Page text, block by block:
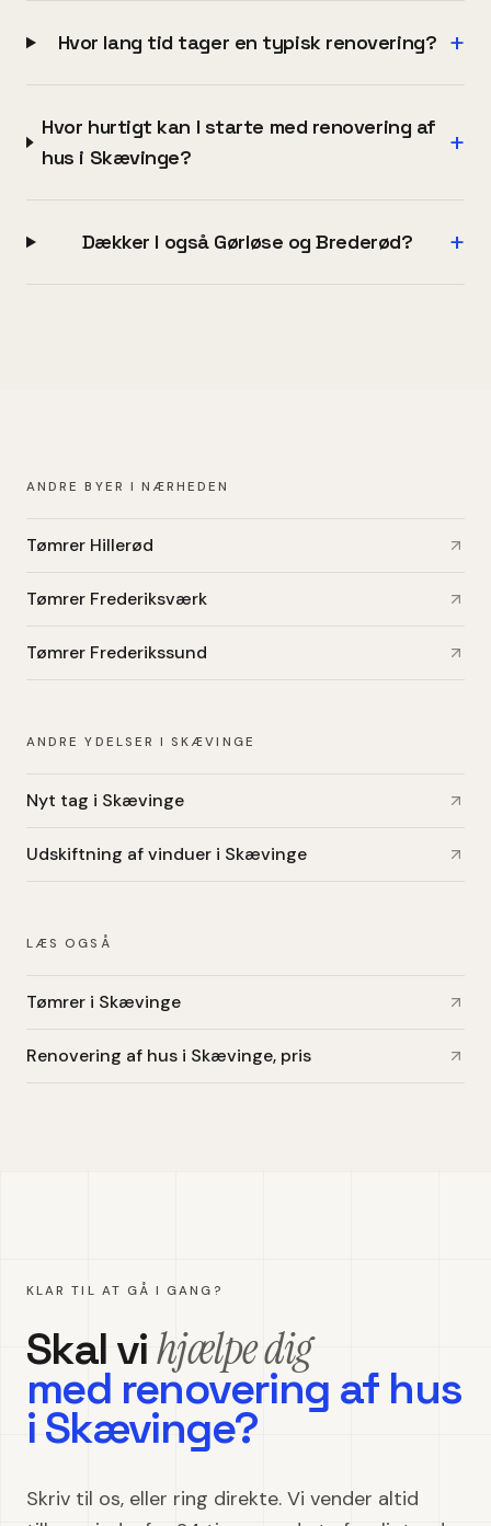
Hvor lang tid tager en typisk renovering? +
Hvor hurtigt kan I starte med renovering af
hus i Skævinge?
+
Dækker I også Gørløse og Brederød? +
ANDRE BYER I NÆRHEDEN
Tømrer Hillerød
Tømrer Frederiksværk
Tømrer Frederikssund
ANDRE YDELSER I SKÆVINGE
Nyt tag i Skævinge
Udskiftning af vinduer i Skævinge
LÆS OGSÅ
Tømrer i Skævinge
Renovering af hus i Skævinge, pris
KLAR TIL AT GÅ I GANG?
Skal vihjælpe dig
med renovering af hus
iSkævinge?
Skriv til os, eller ring direkte. Vi vender altid